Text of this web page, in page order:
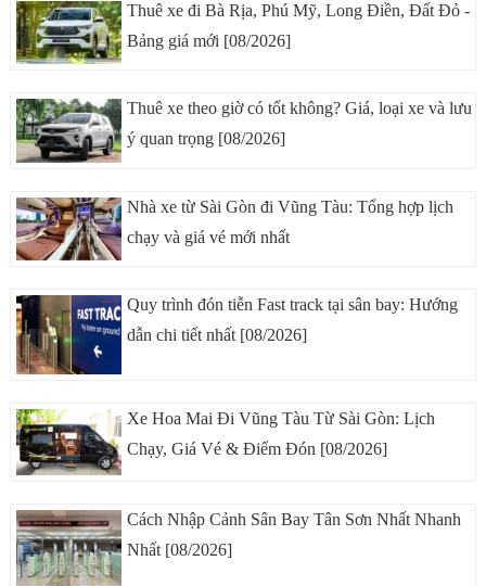
Thuê xe đi Bà Rịa, Phú Mỹ, Long Điền, Đất Đỏ -
Bảng giá mới [08/2026]
Thuê xe theo giờ có tốt không? Giá, loại xe và lưu
ý quan trọng [08/2026]
Nhà xe từ Sài Gòn đi Vũng Tàu: Tổng hợp lịch
chạy và giá vé mới nhất
Quy trình đón tiễn Fast track tại sân bay: Hướng
dẫn chi tiết nhất [08/2026]
Xe Hoa Mai Đi Vũng Tàu Từ Sài Gòn: Lịch
Chạy, Giá Vé & Điểm Đón [08/2026]
Cách Nhập Cảnh Sân Bay Tân Sơn Nhất Nhanh
Nhất [08/2026]